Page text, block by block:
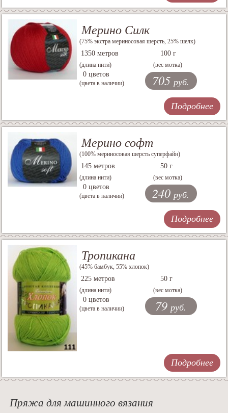
Мерино Силк
(75% экстра мериносовая шерсть, 25% шелк)
1350 метров
(длина нити)
100 г
(вес мотка)
0 цветов
(цвета в наличии) 705 руб.
Подробнее
Мерино софт
(100% мериносовая шерсть суперфайн)
145 метров
(длина нити)
50 г
(вес мотка)
0 цветов
(цвета в наличии) 240 руб.
Подробнее
Тропикана
(45% бамбук, 55% хлопок)
225 метров
(длина нити)
50 г
(вес мотка)
0 цветов
(цвета в наличии) 79 руб.
Подробнее
Пряжа для машинного вязания